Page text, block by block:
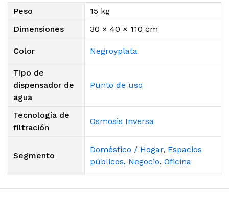
Peso
15 kg
Dimensiones
30 × 40 × 110 cm
Color Negroyplata
Tipo de
dispensador de
agua
Punto de uso
Tecnología de
filtración
Osmosis Inversa
Segmento
Doméstico / Hogar, Espacios
públicos, Negocio, Oficina